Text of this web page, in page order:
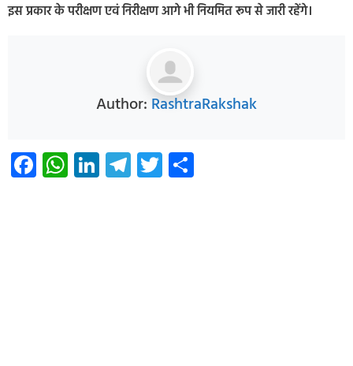
इस प्रकार के परीक्षण एवं निरीक्षण आगे भी नियमित रूप से जारी रहेंगे।
Author: RashtraRakshak
Facebook
WhatsApp
LinkedIn
Telegram
Twitter